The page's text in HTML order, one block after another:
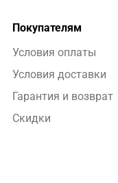
Покупателям
Условия оплаты
Условия доставки
Гарантия и возврат
Скидки